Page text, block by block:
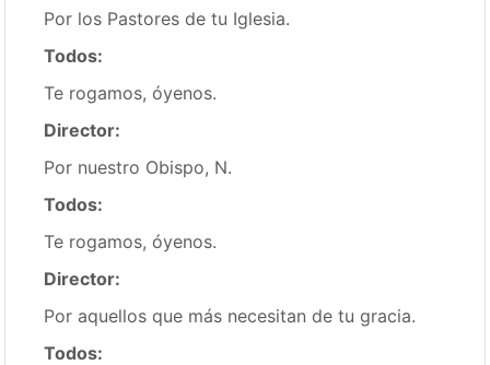
Por los Pastores de tu Iglesia.
Todos:
Te rogamos, óyenos.
Director:
Por nuestro Obispo, N.
Todos:
Te rogamos, óyenos.
Director:
Por aquellos que más necesitan de tu gracia.
Todos: